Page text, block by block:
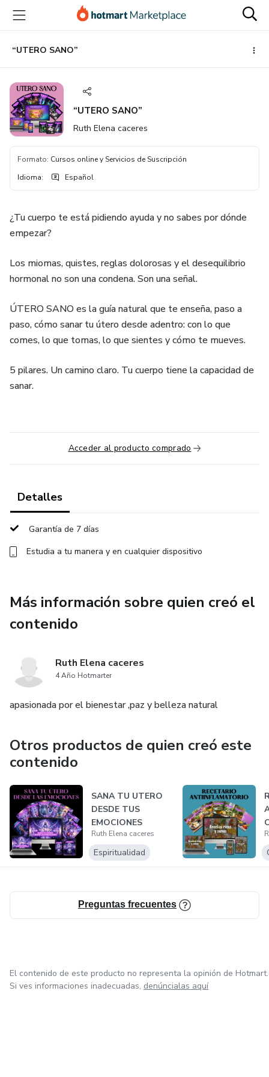
principal
página
de
página
“UTERO SANO”
“UTERO SANO”
Ruth Elena caceres
Formato: Cursos online y Servicios de Suscripción
Idioma: Español
¿Tu cuerpo te está pidiendo ayuda y no sabes por dónde
empezar?
Los miomas, quistes, reglas dolorosas y el desequilibrio
hormonal no son una condena. Son una señal.
ÚTERO SANO es la guía natural que te enseña, paso a
paso, cómo sanar tu útero desde adentro: con lo que
comes, lo que tomas, lo que sientes y cómo te mueves.
5 pilares. Un camino claro. Tu cuerpo tiene la capacidad de
sanar.
Acceder al producto comprado
Detalles
Garantía de 7 días
Estudia a tu manera y en cualquier dispositivo
Más información sobre quien creó el
contenido
Ruth Elena caceres
4 Año Hotmarter
apasionada por el bienestar ,paz y belleza natural
Otros productos de quien creó este
contenido
SANA TU UTERO
DESDE TUS
EMOCIONES
Ruth Elena caceres
Espiritualidad
Preguntas frecuentes
El contenido de este producto no representa la opinión de Hotmart.
Si ves informaciones inadecuadas, denúncialas aquí